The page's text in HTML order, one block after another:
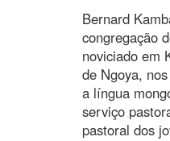
Bernard
congregação
noviciado em
de Ngoya,
a língua
serviço
pastoral dos